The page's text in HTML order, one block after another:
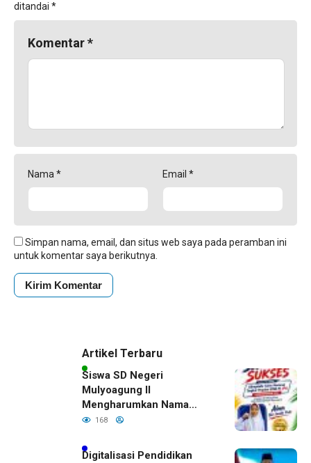
ditandai *
Komentar*
Nama* Email *
Simpan nama, email, dan situs web saya pada peramban ini
untuk komentar saya berikutnya.
Artikel Terbaru
Siswa SD Negeri
Mulyoagung II
Mengharumkan Nama
Bojonegoro Dengan
168
Digitalisasi Pendidikan